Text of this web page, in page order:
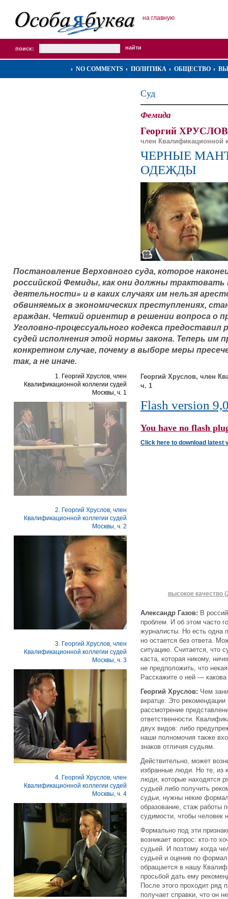
на главную
поиск:
NO COMMENTS ПОЛИТИКА ОБЩЕСТВО
Суд
Фемида
Георгий
член Квалификационной
ЧЕРНЫЕ
ОДЕЖДЫ
Постановление Верховного суда, которое
российской Фемиды, как они должны
деятельности» и в каких случаях им нельзя
обвиняемых в экономических преступлениях,
граждан. Четкий ориентир в решении вопроса о
Уголовно-процессуального кодекса
судей исполнения этой нормы закона. Теперь им
конкретном случае, почему в выборе меры
так, а не иначе.
1. Георгий Хруслов, член
Квалификационной коллегии судей
Москвы, ч. 1
2. Георгий Хруслов, член
Квалификационной коллегии судей
Москвы, ч. 2
3. Георгий Хруслов, член
Квалификационной коллегии судей
Москвы, ч. 3
4. Георгий Хруслов, член
Квалификационной коллегии судей
Москвы, ч. 4
Георгий Хруслов, член
ч. 1
Flash version
You have no flash
Click here to download latest
высокое качество
Александр Газов: В
проблем. И об этом часто
журналисты. Но есть одна
но остается без ответа.
ситуацию. Считается, что
каста, которая никому,
не предположить, что
Расскажите о ней — какова
Георгий Хруслов: Чем
вкратце. Это
рассмотрение
ответственности.
двух видов: либо
наши полномочия также
знаков отличия судьям.
Действительно, может
избранные люди. Но те, из
люди, которые находятся
судьей либо получить
судьи, нужны некие
образование, стаж работы
судимости, чтобы человек
Формально под эти
возникает вопрос: кто-то
судьей. И поэтому когда
судьей и оценив по
обращается в нашу
просьбой дать ему
После этого проходит ряд
получает справки, что он